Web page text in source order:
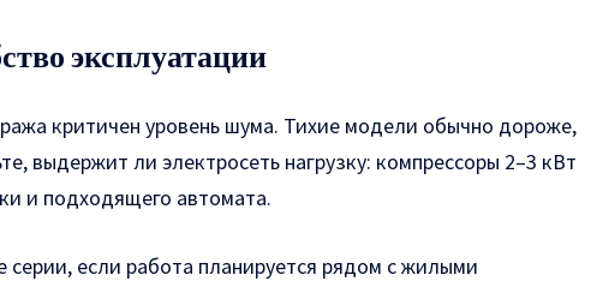
эксплуатации
критичен уровень шума. Тихие модели обычно дороже,
выдержит ли электросеть нагрузку: компрессоры 2–3 кВт
и подходящего автомата.
если работа планируется рядом с жилыми